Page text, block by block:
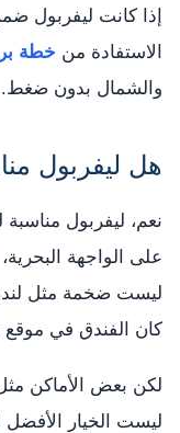
إذا كانت ليفربول
الاستفادة من خطة
والشمال بدون ضغط.
هل ليفربول
نعم، ليفربول مناسبة
على الواجهة
ليست ضخمة مثل
كان الفندق في
ليست الخيار الأفضل